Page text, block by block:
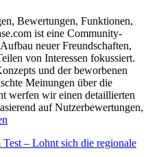
Bewertungen, Funktionen,
ist eine Community-
neuer Freundschaften,
von Interessen fokussiert.
und der beworbenen
Meinungen über die
werfen wir einen detaillierten
auf Nutzerbewertungen,